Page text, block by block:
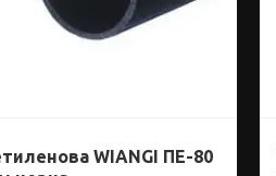
WIANGI ПЕ-80